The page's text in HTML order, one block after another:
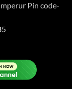
Pin code-